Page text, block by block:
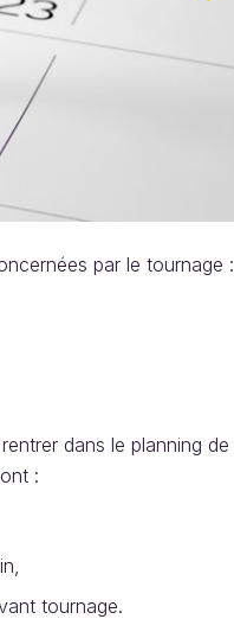
par le tournage :
dans le planning de
:
tournage.